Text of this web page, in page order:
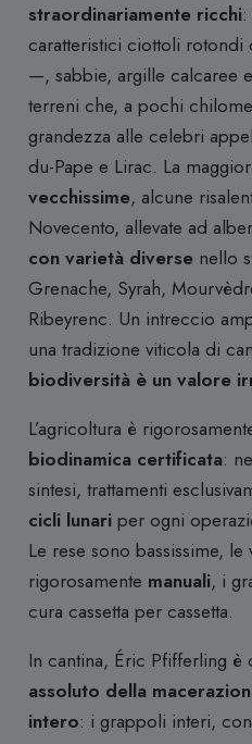
straordinariamente ricchi:
caratteristici ciottoli rotondi
—, sabbie, argille calcaree e
terreni che, a pochi
grandezza alle celebri
du-Pape e Lirac. La
vecchissime, alcune
Novecento, allevate ad
con varietà diverse nello
Grenache, Syrah,
Ribeyrenc. Un intreccio
una tradizione viticola di
biodiversità è un valore
L’agricoltura è
biodinamica certificata:
sintesi, trattamenti
cicli lunariper ogni
Le rese sono bassissime, le
rigorosamente manuali, i
cura cassetta per cassetta.
In cantina, Éric Pfifferling è
assoluto della
intero: i grappoli interi,